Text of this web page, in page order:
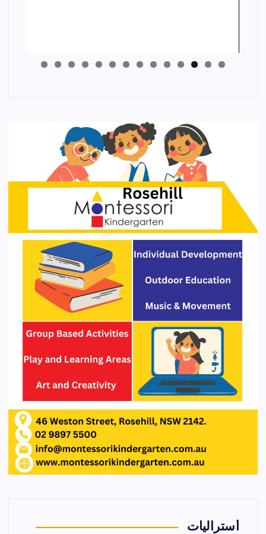
أستراليات